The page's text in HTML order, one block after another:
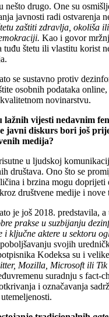
nešto drugo. One su
javnosti radi ostvarenja
zaštiti zdravlja, okoliša
Kao i govor
tuđu štetu ili vlastitu korist
se sustavno protiv
osobnih podataka
novinarstvu.
lažnih vijesti nedavnim
javni diskurs bori još
medija?
u ljudskoj
društava. Ono što se
i brzina mogu doprijeti
društvene medije i nove
je još 2018. predstavila,
prakse u suzbijanju
i ključne aktere u sektoru
svojih
Kodeksa su i
Mozilla, Microsoft ili Tik
suradnju s fact-
i označavanja